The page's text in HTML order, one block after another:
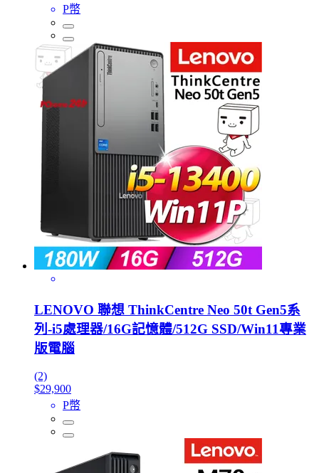
P幣
LENOVO 聯想 ThinkCentre Neo 50t Gen5系
列-i5處理器/16G記憶體/512G SSD/Win11專業
版電腦
(2)
$29,900
P幣